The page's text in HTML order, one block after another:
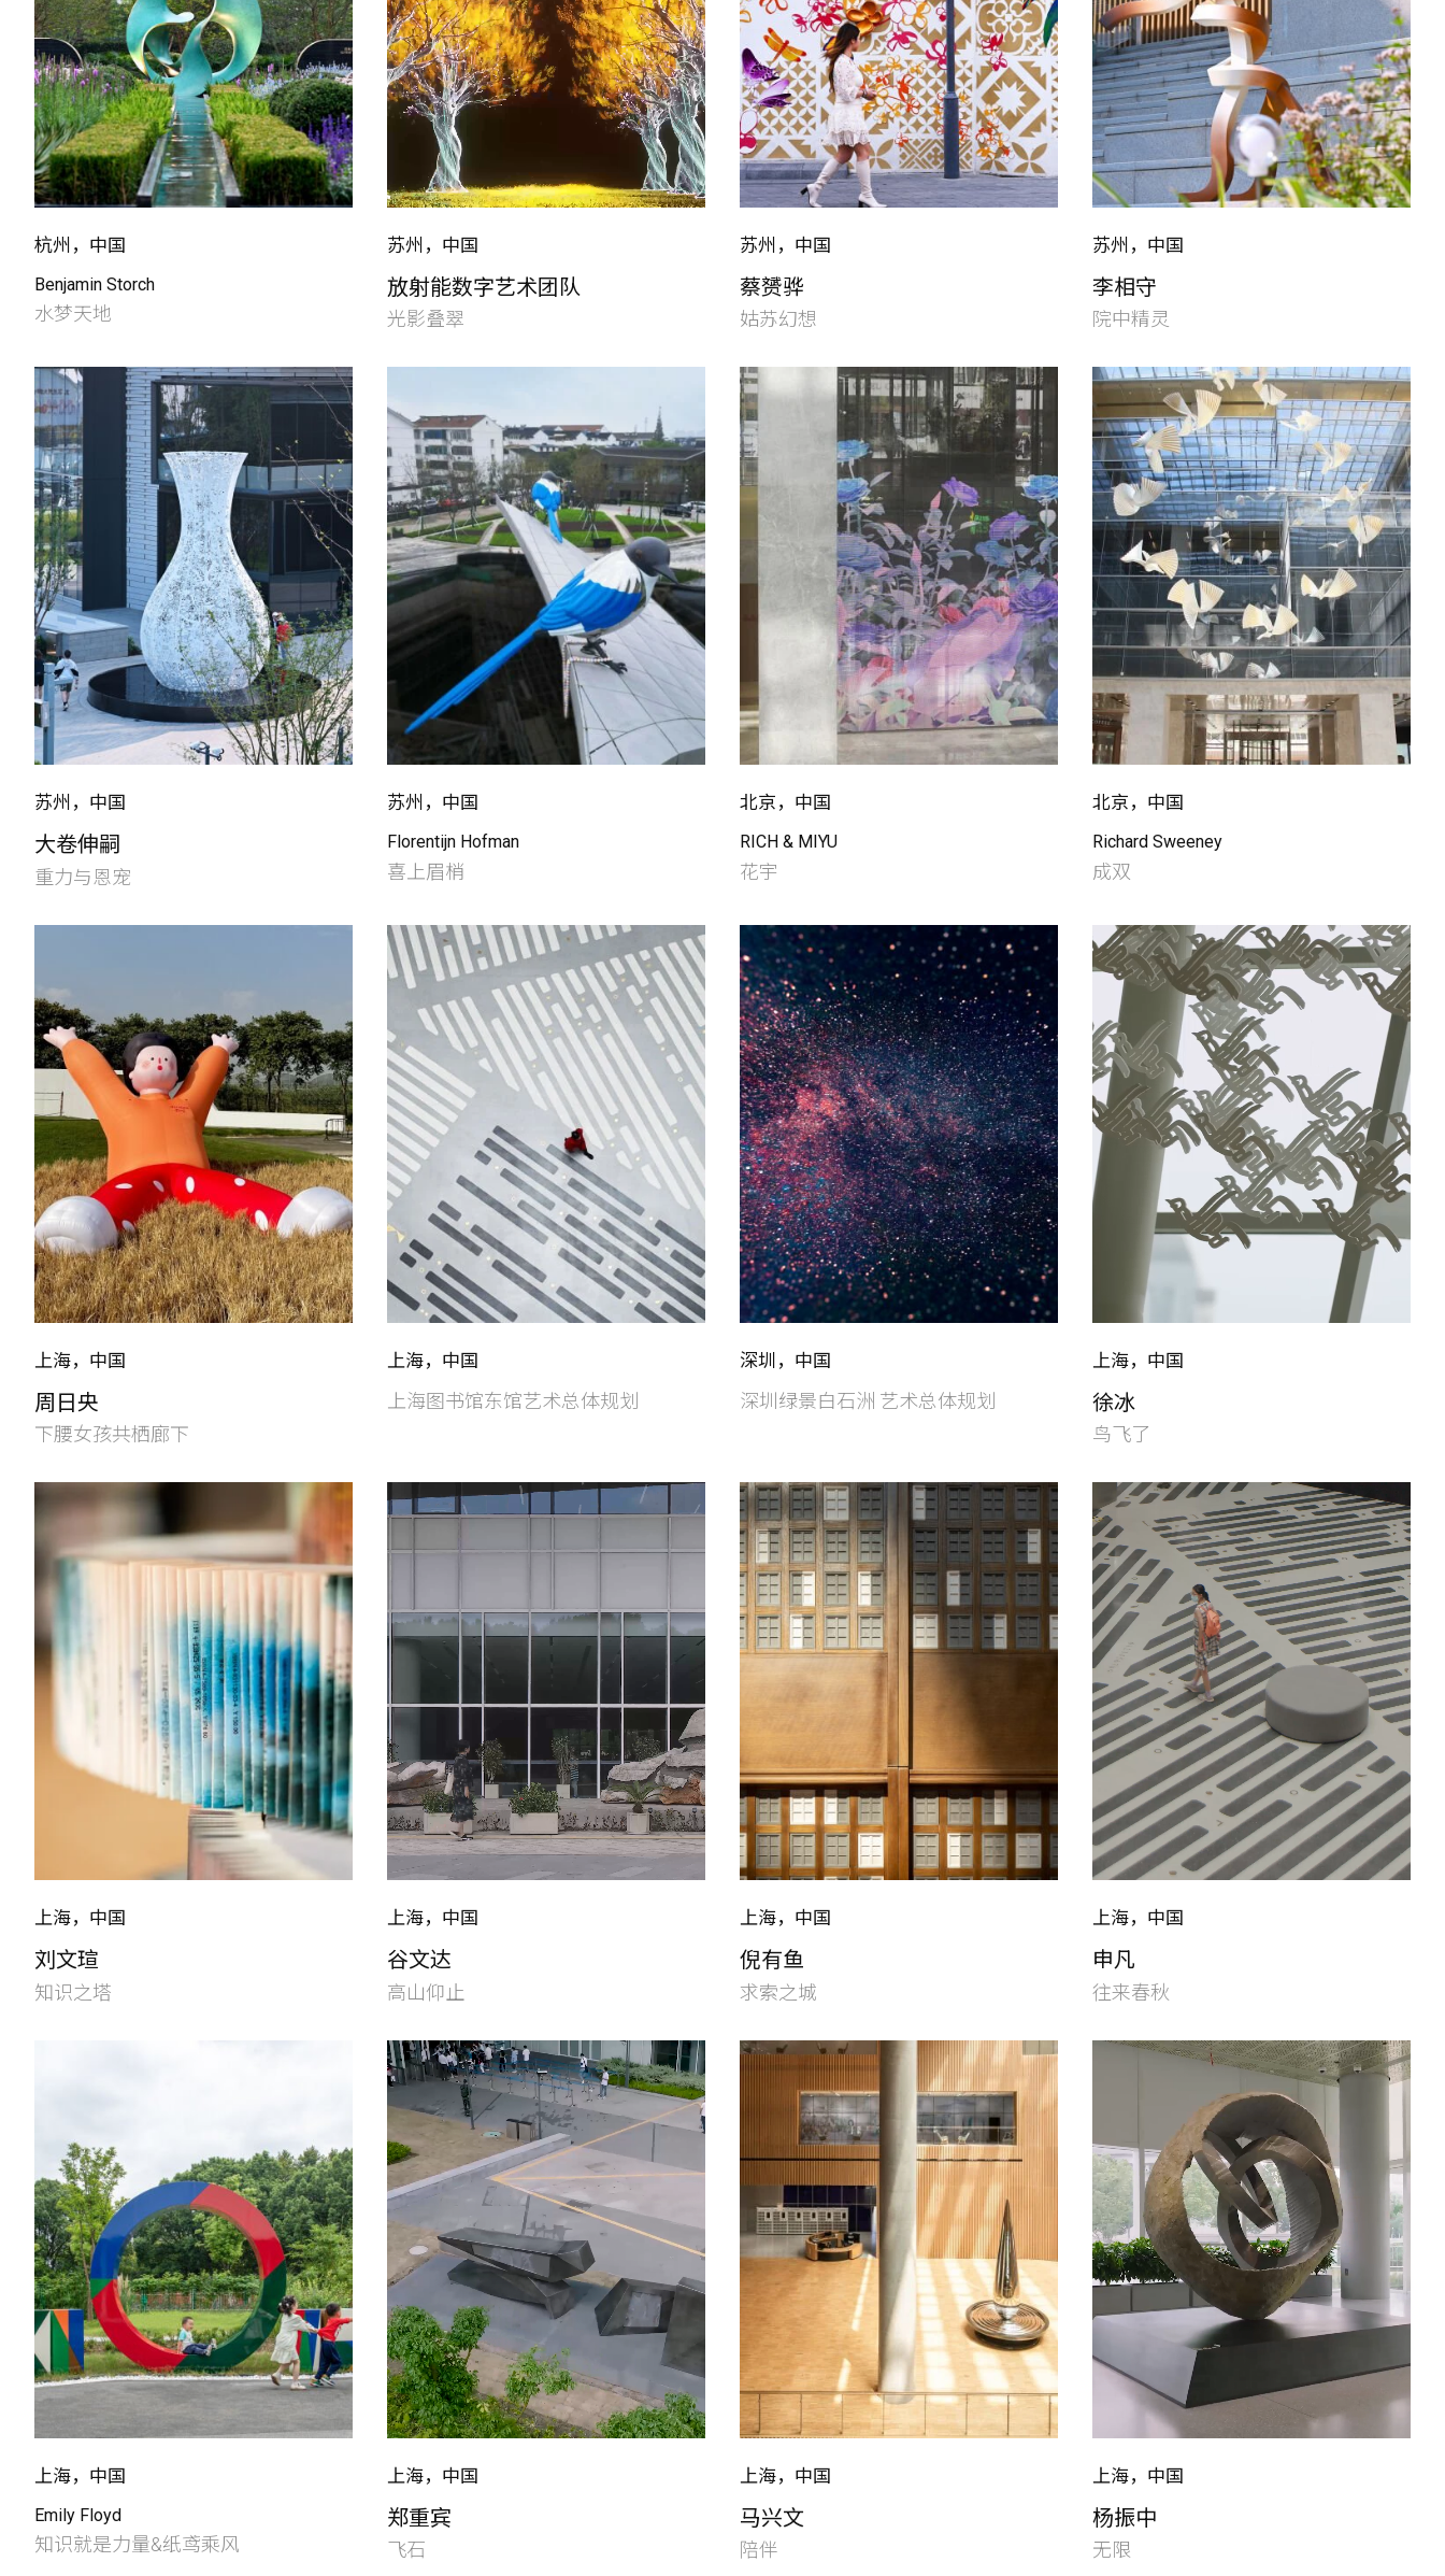
杭州，中国
Benjamin Storch
水梦天地
苏州，中国
放射能数字艺术团队
光影叠翠
苏州，中国
蔡赟骅
姑苏幻想
苏州，中国
李相守
院中精灵
苏州，中国
大卷伸嗣
重力与恩宠
苏州，中国
Florentijn Hofman
喜上眉梢
北京，中国
RICH & MIYU
花宇
北京，中国
Richard Sweeney
成双
上海，中国
周日央
下腰女孩共栖廊下
上海，中国
上海图书馆东馆艺术总体规划
深圳，中国
深圳绿景白石洲 艺术总体规划
上海，中国
徐冰
鸟飞了
上海，中国
刘文瑄
知识之塔
上海，中国
谷文达
高山仰止
上海，中国
倪有鱼
求索之城
上海，中国
申凡
往来春秋
上海，中国
Emily Floyd
知识就是力量&纸鸢乘风
上海，中国
郑重宾
飞石
上海，中国
马兴文
陪伴
上海，中国
杨振中
无限